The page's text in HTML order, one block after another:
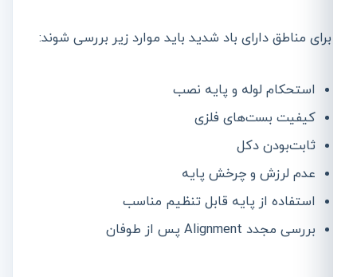
برای مناطق دارای باد شدید باید موارد زیر بررسی شوند:
استحکام لوله و پایه نصب
کیفیت بست‌های فلزی
ثابت‌بودن دکل
عدم لرزش و چرخش پایه
استفاده از پایه قابل تنظیم مناسب
بررسی مجدد Alignment پس از طوفان